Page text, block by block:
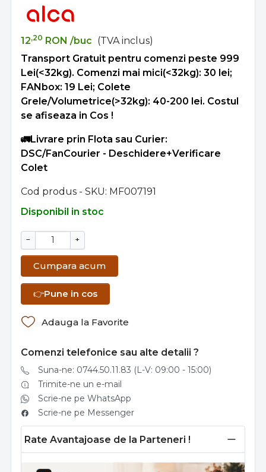
12,20 RON /buc (TVA inclus)
Transport Gratuit pentru comenzi peste 999
Lei(<32kg). Comenzi mai mici(<32kg): 30 lei;
FANbox: 19 Lei; Colete
Grele/Volumetrice(>32kg): 40-200 lei. Costul
se afiseaza in Cos !
🚛Livrare prin Flota sau Curier:
DSC/FanCourier - Deschidere+Verificare
Colet
Cod produs - SKU MF007191
Disponibil in stoc
− +
Cumpara acum
👉Pune in cos
Adauga la Favorite
Comenzi telefonice sau alte detalii ?
Suna-ne: 0744.50.11.83 (L-V: 09:00 - 15:00)
Trimite-ne un e-mail
Scrie-ne pe WhatsApp
Scrie-ne pe Messenger
Rate Avantajoase de la Parteneri !